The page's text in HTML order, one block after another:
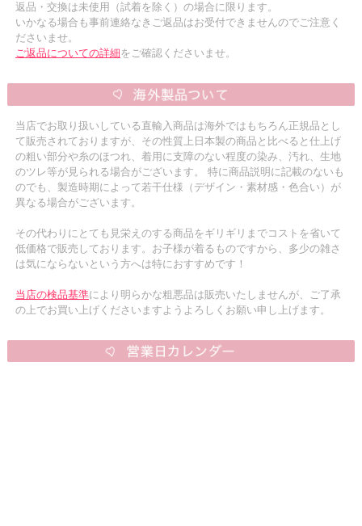
返品・交換は未使用（試着を除く）の場合に限ります。
いかなる場合も事前連絡なきご返品はお受付できませんのでご注意く
ださいませ。
ご返品についての詳細をご確認くださいませ。
当店でお取り扱いしている直輸入商品は海外ではもちろん正規品とし
て販売されておりますが、その性質上日本製の商品と比べると仕上げ
の粗い部分や糸のほつれ、着用に支障のない程度の染み、汚れ、生地
のツレ等が見られる場合がございます。 特に商品説明に記載のないも
のでも、製造時期によって若干仕様（デザイン・素材感・色合い）が
異なる場合がございます。
その代わりにとても見栄えのする商品をギリギリまでコストを省いて
低価格で販売しております。お子様が着るものですから、多少の雑さ
は気にならないという方へは特におすすめです！
当店の検品基準により明らかな粗悪品は販売いたしませんが、ご了承
の上でお買い上げくださいますようよろしくお願い申し上げます。